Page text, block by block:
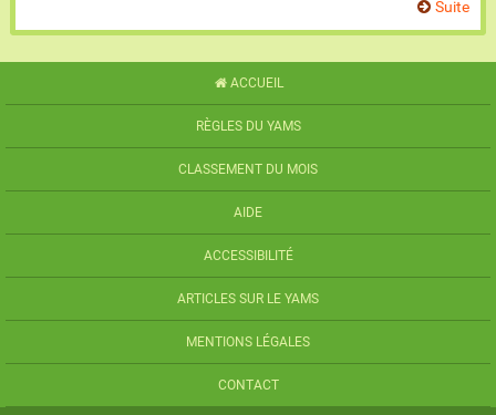
Suite
ACCUEIL
RÈGLES DU YAMS
CLASSEMENT DU MOIS
AIDE
ACCESSIBILITÉ
ARTICLES SUR LE YAMS
MENTIONS LÉGALES
CONTACT